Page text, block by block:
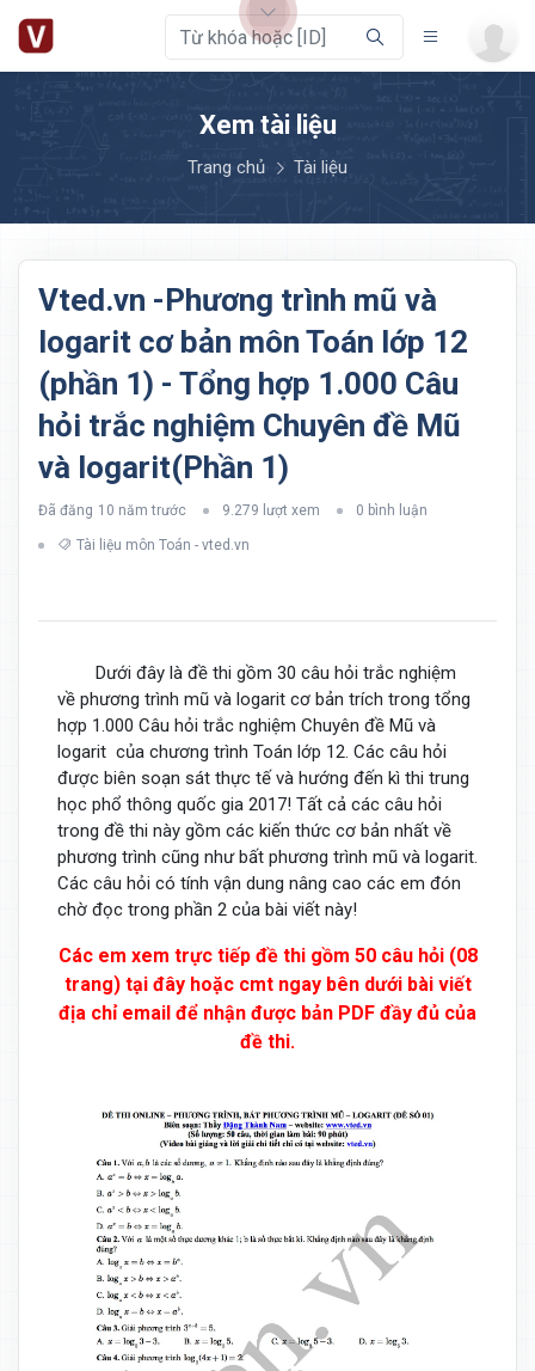
Xem tài liệu
Trang chủ Tài liệu
Vted.vn -Phương trình mũ và
logarit cơ bản môn Toán lớp 12
(phần 1) - Tổng hợp 1.000 Câu
hỏi trắc nghiệm Chuyên đề Mũ
và logarit(Phần 1)
Đã đăng 10 năm trước 9.279 lượt xem 0 bình luận
Tài liệu môn Toán - vted.vn
Dưới đây là đề thi gồm 30 câu hỏi trắc nghiệm
về phương trình mũ và logarit cơ bản trích trong tổng
hợp 1.000 Câu hỏi trắc nghiệm Chuyên đề Mũ và
logarit của chương trình Toán lớp 12. Các câu hỏi
được biên soạn sát thực tế và hướng đến kì thi trung
học phổ thông quốc gia 2017! Tất cả các câu hỏi
trong đề thi này gồm các kiến thức cơ bản nhất về
phương trình cũng như bất phương trình mũ và logarit.
Các câu hỏi có tính vận dung nâng cao các em đón
chờ đọc trong phần 2 của bài viết này!
Các em xem trực tiếp đề thi gồm 50 câu hỏi (08
trang) tại đây hoặc cmt ngay bên dưới bài viết
địa chỉ email để nhận được bản PDF đầy đủ của
đề thi.